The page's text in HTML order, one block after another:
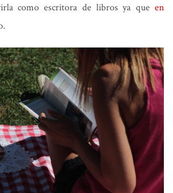
como escritora de libros ya que en